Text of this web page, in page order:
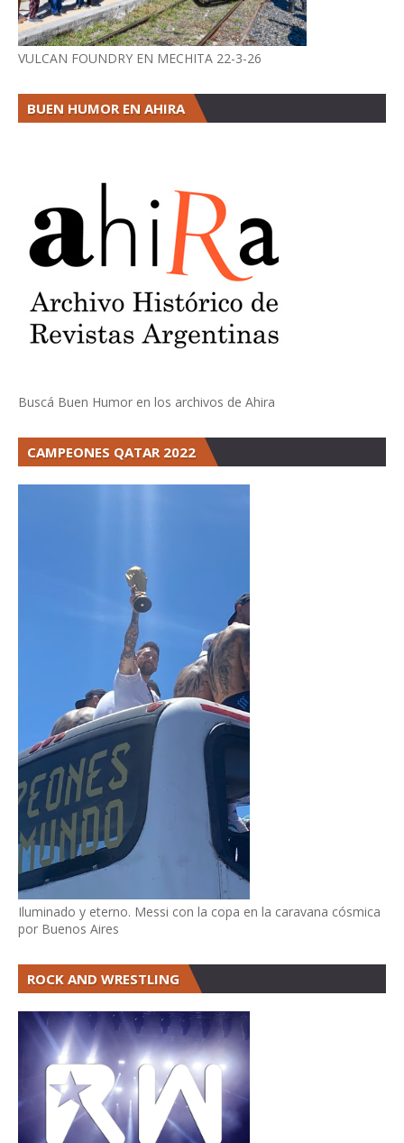
VULCAN FOUNDRY EN MECHITA 22-3-26
BUEN HUMOR EN AHIRA
Buscá Buen Humor en los archivos de Ahira
CAMPEONES QATAR 2022
Iluminado y eterno. Messi con la copa en la caravana cósmica
por Buenos Aires
ROCK AND WRESTLING